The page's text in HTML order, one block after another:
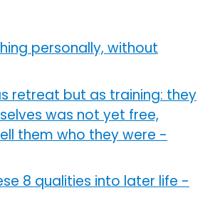
personally, without
retreat but as training: they
was not yet free,
them who they were -
8 qualities into later life -